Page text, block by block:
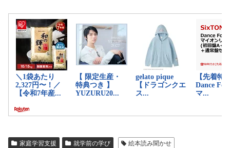
家庭学習支援 就学前の学び 絵本読み聞かせ